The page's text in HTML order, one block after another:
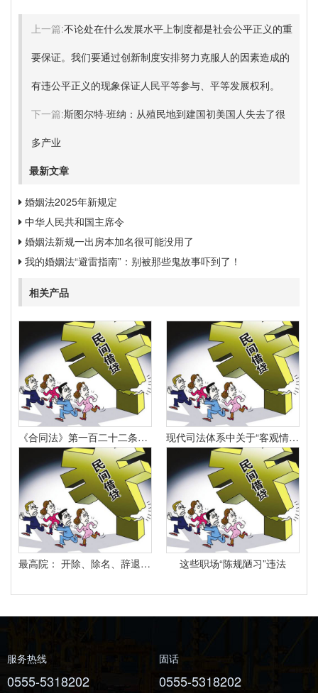
上一篇:不论处在什么发展水平上制度都是社会公平正义的重
要保证。我们要通过创新制度安排努力克服人的因素造成的
有违公平正义的现象保证人民平等参与、平等发展权利。
下一篇:斯图尔特·班纳：从殖民地到建国初美国人失去了很
多产业
最新文章
婚姻法2025年新规定
中华人民共和国主席令
婚姻法新规一出房本加名很可能没用了
我的婚姻法“避雷指南”：别被那些鬼故事吓到了！
相关产品
《合同法》第一百二十二条规定：“因当事人一方的违约行为侵害对方人身、财产权益的受损害方有权选择依照本法要求其承担违约责任或者依照其他法律要求其承担侵权责任。 现代司法体系中关于“客观情况出现重大变化”的法律规定有哪些
最高院： 开除、除名、辞退与解除劳动合同之间有什么区别？ 这些职场“陈规陋习”违法
服务热线
0555-5318202
固话
0555-5318202